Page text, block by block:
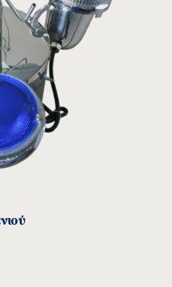
1/2" 105
1"
1"